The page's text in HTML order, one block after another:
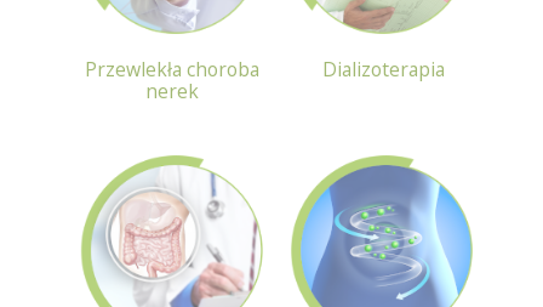
Przewlekła choroba
nerek
Dializoterapia